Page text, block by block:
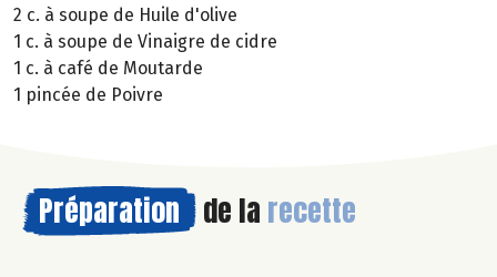
2 c. à soupe de Huile d'olive
1 c. à soupe de Vinaigre de cidre
1 c. à café de Moutarde
1 pincée de Poivre
Préparation de la recette